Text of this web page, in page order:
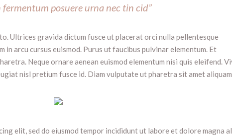
posuere urna nec tin cid”
Ultrices gravida dictum fusce ut placerat orci nulla pellentesque
in arcu cursus euismod. Purus ut faucibus pulvinar elementum. Et
Neque ornare aenean euismod elementum nisi quis eleifend.
nisl pretium fusce id. Diam vulputate ut pharetra sit amet
elit, sed do eiusmod tempor incididunt ut labore et dolore magna